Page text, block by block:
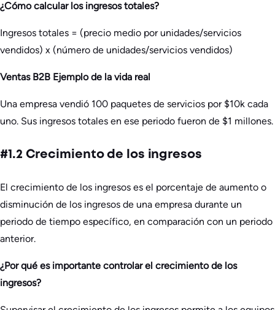
¿Cómo calcular los ingresos totales?
Ingresos totales = (precio medio por unidades/servicios
vendidos) x (número de unidades/servicios vendidos)
Ventas B2B Ejemplo de la vida real
Una empresa vendió 100 paquetes de servicios por $10k cada
uno. Sus ingresos totales en ese periodo fueron de $1 millones.
#1.2 Crecimiento de los ingresos
El crecimiento de los ingresos es el porcentaje de aumento o
disminución de los ingresos de una empresa durante un
periodo de tiempo específico, en comparación con un periodo
anterior.
¿Por qué es importante controlar el crecimiento de los
ingresos?